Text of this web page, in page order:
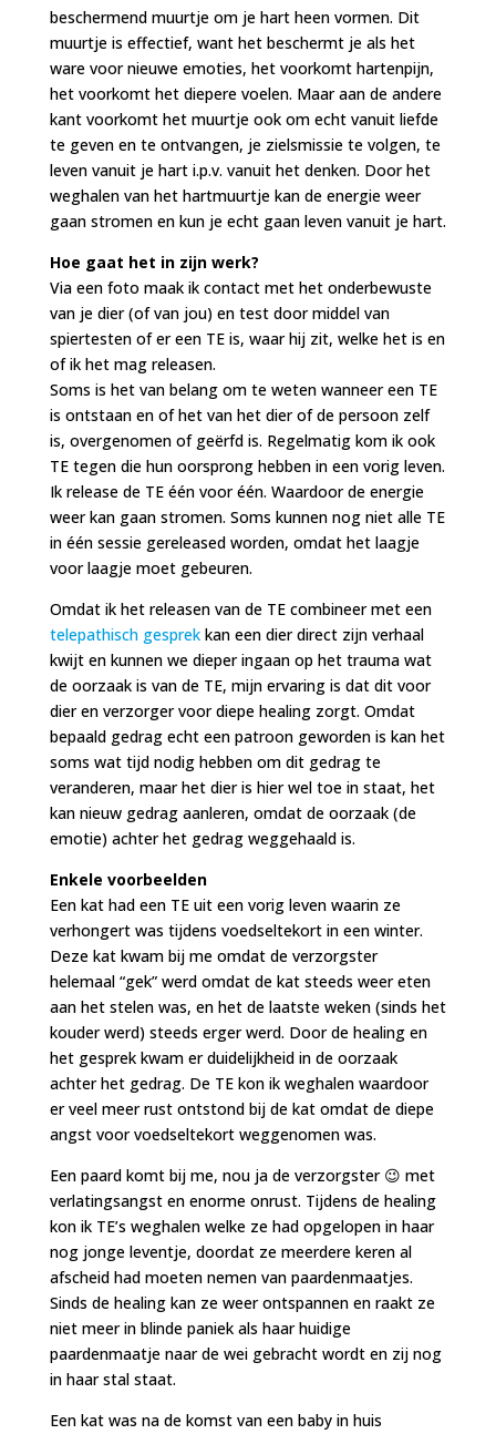
beschermend muurtje om je hart heen vormen. Dit
muurtje is effectief, want het beschermt je als het
ware voor nieuwe emoties, het voorkomt hartenpijn,
het voorkomt het diepere voelen. Maar aan de andere
kant voorkomt het muurtje ook om echt vanuit liefde
te geven en te ontvangen, je zielsmissie te volgen, te
leven vanuit je hart i.p.v. vanuit het denken. Door het
weghalen van het hartmuurtje kan de energie weer
gaan stromen en kun je echt gaan leven vanuit je hart.
Hoe gaat het in zijn werk?
Via een foto maak ik contact met het onderbewuste
van je dier (of van jou) en test door middel van
spiertesten of er een TE is, waar hij zit, welke het is en
of ik het mag releasen.
Soms is het van belang om te weten wanneer een TE
is ontstaan en of het van het dier of de persoon zelf
is, overgenomen of geërfd is. Regelmatig kom ik ook
TE tegen die hun oorsprong hebben in een vorig leven.
Ik release de TE één voor één. Waardoor de energie
weer kan gaan stromen. Soms kunnen nog niet alle TE
in één sessie gereleased worden, omdat het laagje
voor laagje moet gebeuren.
Omdat ik het releasen van de TE combineer met een
telepathisch gesprekkan een dier direct zijn verhaal
kwijt en kunnen we dieper ingaan op het trauma wat
de oorzaak is van de TE, mijn ervaring is dat dit voor
dier en verzorger voor diepe healing zorgt. Omdat
bepaald gedrag echt een patroon geworden is kan het
soms wat tijd nodig hebben om dit gedrag te
veranderen, maar het dier is hier wel toe in staat, het
kan nieuw gedrag aanleren, omdat de oorzaak (de
emotie) achter het gedrag weggehaald is.
Enkele voorbeelden
Een kat had een TE uit een vorig leven waarin ze
verhongert was tijdens voedseltekort in een winter.
Deze kat kwam bij me omdat de verzorgster
helemaal “gek” werd omdat de kat steeds weer eten
aan het stelen was, en het de laatste weken (sinds het
kouder werd) steeds erger werd. Door de healing en
het gesprek kwam er duidelijkheid in de oorzaak
achter het gedrag. De TE kon ik weghalen waardoor
er veel meer rust ontstond bij de kat omdat de diepe
angst voor voedseltekort weggenomen was.
Een paard komt bij me, nou ja de verzorgster 😉 met
verlatingsangst en enorme onrust. Tijdens de healing
kon ik TE’s weghalen welke ze had opgelopen in haar
nog jonge leventje, doordat ze meerdere keren al
afscheid had moeten nemen van paardenmaatjes.
Sinds de healing kan ze weer ontspannen en raakt ze
niet meer in blinde paniek als haar huidige
paardenmaatje naar de wei gebracht wordt en zij nog
in haar stal staat.
Een kat was na de komst van een baby in huis